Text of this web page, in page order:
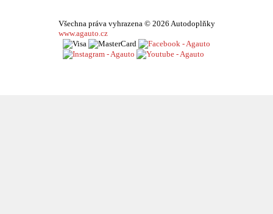
Všechna práva vyhrazena © 2026 Autodoplňky
www.agauto.cz